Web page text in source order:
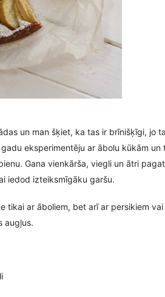
un man šķiet, ka tas ir brīnišķīgi, jo
eksperimentēju ar ābolu kūkām
Gana vienkārša, viegli un ātri
iedod izteiksmīgāku garšu.
tikai ar āboliem, bet arī ar persikiem
augļus.